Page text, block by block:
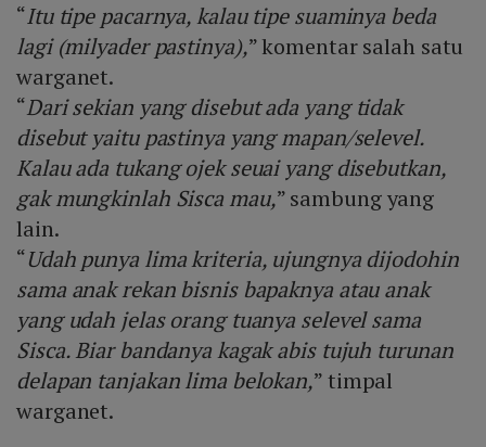
“Itu tipe pacarnya, kalau tipe suaminya beda
lagi (milyader pastinya),” komentar salah satu
warganet.
“Dari sekian yang disebut ada yang tidak
disebut yaitu pastinya yang mapan/selevel.
Kalau ada tukang ojek seuai yang disebutkan,
gak mungkinlah Sisca mau,” sambung yang
lain.
“Udah punya lima kriteria, ujungnya dijodohin
sama anak rekan bisnis bapaknya atau anak
yang udah jelas orang tuanya selevel sama
Sisca. Biar bandanya kagak abis tujuh turunan
delapan tanjakan lima belokan,” timpal
warganet.